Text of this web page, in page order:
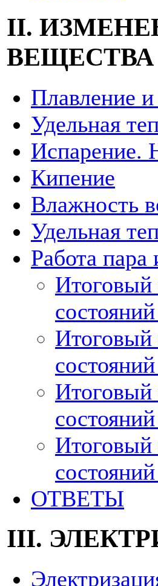
II.
ВЕЩЕСТВА
Плавление и
Удельная
Испарение.
Кипение
Влажность
Удельная
Работа
Итоговый
Итоговый
Итоговый
Итоговый
ОТВЕТЫ
III.